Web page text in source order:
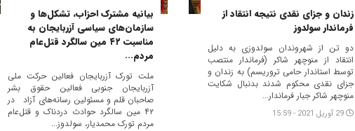
زندان ‌و جزای نقدی نتیجه انتقاد از
فرماندار سولدوز
دو‌ تن از شهروندان سولدوزی به دلیل
انتقاد از منوچهر شاکر (فرماندار منتصب
توسط استاندار حامی تروریسم) به زندان و
جزای نقدی محکوم شدند بدنبال شکایت
منوچهر شاکر جبار فرماندار...
29 آوریل 2021 - 15:59
بیانیه مشترک احزاب، تشکل‌ها و
سازمان‌های سیاسی آزربایجان به
مناسبت ۴۲ مین سالگرد قتل‌عام
مردم...
ملت تورک آزربایجان فعالین حرکت ملی
آزربایجان جنوبی فعالین حقوق بشر
صاحبان قلم و مسئولین رسانه‌های آزاد در
۴۲ مین سالگرد حوادث دردناک و قتل‌عام
مردم تورک محمدیار، سولدوز...